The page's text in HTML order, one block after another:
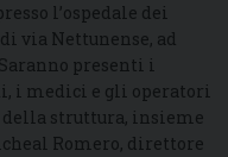
l’ospedale dei
via Nettunense, ad
presenti i
i medici e gli operatori
struttura, insieme
Romero, direttore